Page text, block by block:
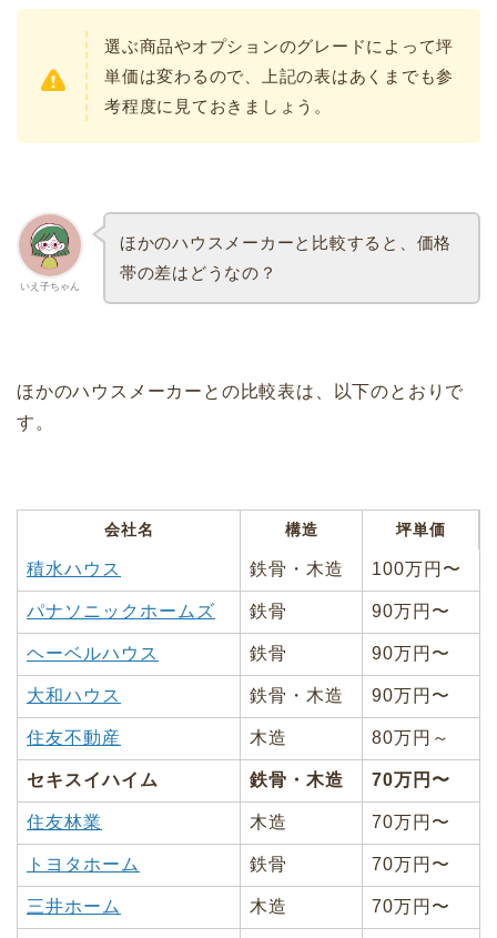
選ぶ商品やオプションのグレードによって坪
単価は変わるので、上記の表はあくまでも参
考程度に見ておきましょう。
いえ子ちゃん
ほかのハウスメーカーと比較すると、価格
帯の差はどうなの？
ほかのハウスメーカーとの比較表は、以下のとおりで
す。
会社名 構造 坪単価
積水ハウス 鉄骨・木造 100万円〜
パナソニックホームズ 鉄骨 90万円〜
ヘーベルハウス 鉄骨 90万円〜
大和ハウス 鉄骨・木造 90万円〜
住友不動産 木造 80万円～
セキスイハイム 鉄骨・木造 70万円〜
住友林業 木造 70万円〜
トヨタホーム 鉄骨 70万円〜
三井ホーム 木造 70万円〜